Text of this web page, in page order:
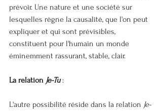
prévoir. Une nature et une société sur
lesquelles règne la causalité, que l'on peut
expliquer et qui sont prévisibles,
constituent pour l'humain un monde
éminemment rassurant, stable, clair.
La relation Je-Tu :
L'autre possibilité réside dans la relation Je-